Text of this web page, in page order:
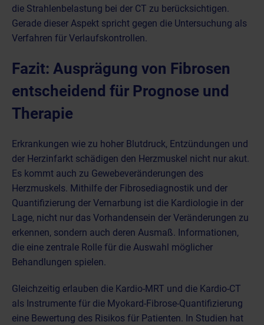
die Strahlenbelastung bei der CT zu berücksichtigen.
Gerade dieser Aspekt spricht gegen die Untersuchung als
Verfahren für Verlaufskontrollen.
Fazit: Ausprägung von Fibrosen
entscheidend für Prognose und
Therapie
Erkrankungen wie zu hoher Blutdruck, Entzündungen und
der Herzinfarkt schädigen den Herzmuskel nicht nur akut.
Es kommt auch zu Gewebeveränderungen des
Herzmuskels. Mithilfe der Fibrosediagnostik und der
Quantifizierung der Vernarbung ist die Kardiologie in der
Lage, nicht nur das Vorhandensein der Veränderungen zu
erkennen, sondern auch deren Ausmaß. Informationen,
die eine zentrale Rolle für die Auswahl möglicher
Behandlungen spielen.
Gleichzeitig erlauben die Kardio-MRT und die Kardio-CT
als Instrumente für die Myokard-Fibrose-Quantifizierung
eine Bewertung des Risikos für Patienten. In Studien hat